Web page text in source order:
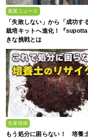
農業ニュース
「失敗しない」から「成功す
栽培キットへ進化！『
きな挑戦とは
生産技術
もう処分に困らない！ 培養